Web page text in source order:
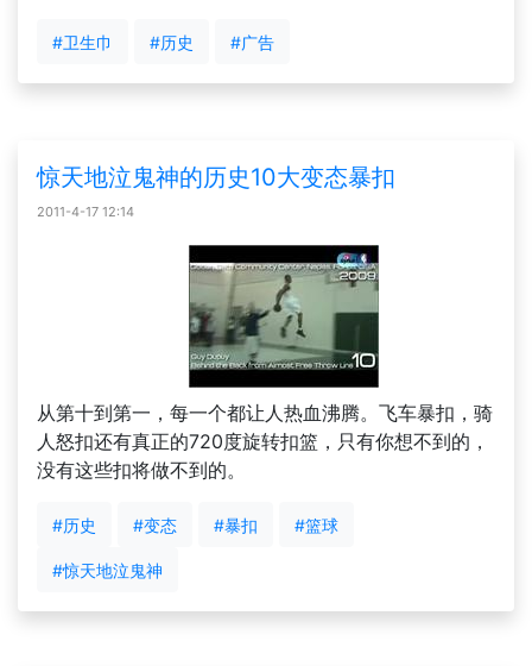
#卫生巾 #历史 #广告
惊天地泣鬼神的历史10大变态暴扣
2011-4-17 12:14
从第十到第一，每一个都让人热血沸腾。飞车暴扣，骑
人怒扣还有真正的720度旋转扣篮，只有你想不到的，
没有这些扣将做不到的。
#历史 #变态 #暴扣 #篮球
#惊天地泣鬼神